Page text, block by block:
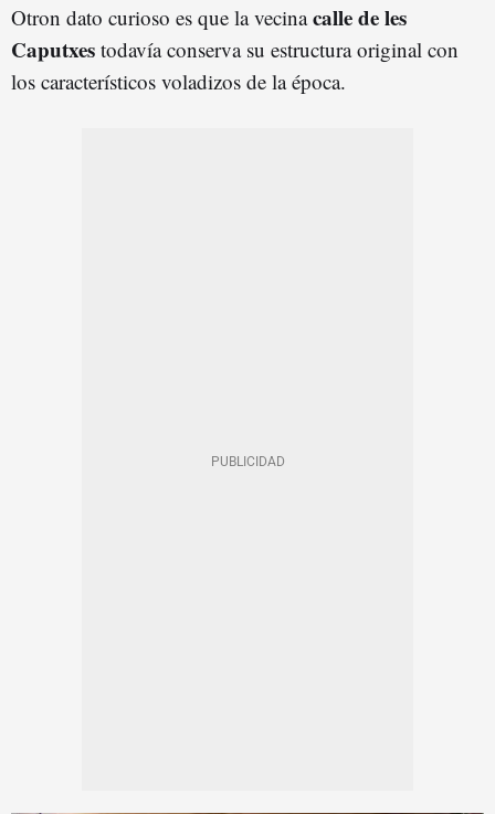
Otron dato curioso es que la vecinacalle de les
Caputxes todavía conserva su estructura original con
los característicos voladizos de la época.